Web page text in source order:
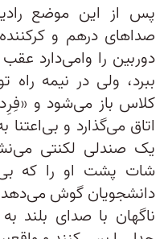
پس از این موضع
صداهای درهم و
دوربین را وامی‌دارد
ببرد، ولی در نیمه
کلاس باز می‌شود و
اتاق می‌گذارد و
یک صندلی لکنتی
شات پشت او را که
دانشجویان گوش می‌دهد
ناگهان با صدای بلند